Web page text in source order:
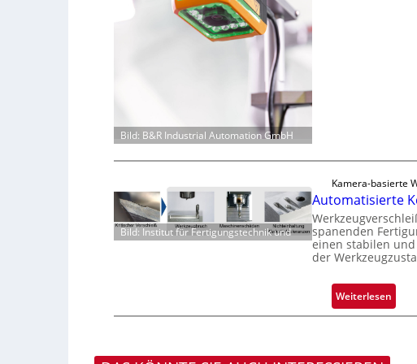
s
Bild: B&R Industrial Automation GmbH
e
u
c
k
m
r
k
Bild: Institut für Fertigungstechnik und
Kamera-basierte
Automatisierte
spanenden
einen stabilen
der
Weiterlesen:
A